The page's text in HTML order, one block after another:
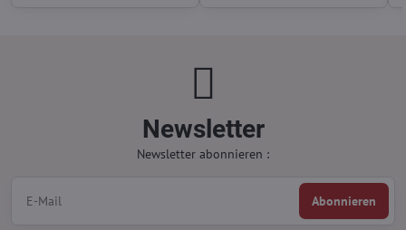
Newsletter
Newsletter abonnieren :
Abonnieren